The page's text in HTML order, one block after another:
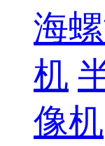
海
机
像机